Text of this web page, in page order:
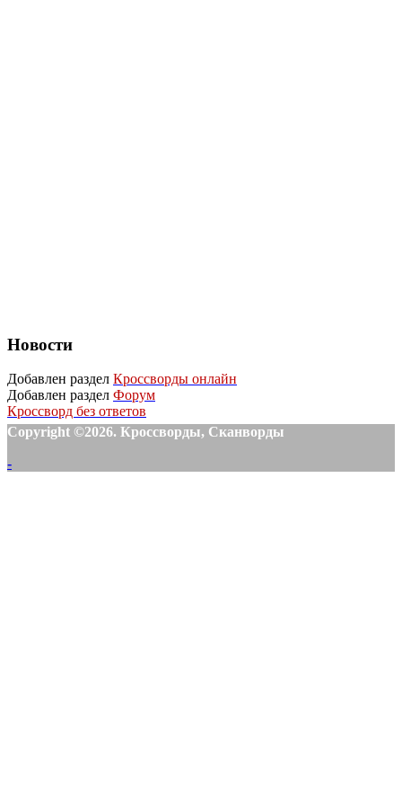
Новости
Добавлен раздел Кроссворды онлайн
Добавлен раздел Форум
Кроссворд без ответов
Copyright ©2026. Кроссворды, Сканворды
-